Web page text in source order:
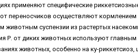
применяют специфические
переносчиков осуществляют
животным суспензии из растертых
Р. от диких животных используют
животных, особенно на ку-